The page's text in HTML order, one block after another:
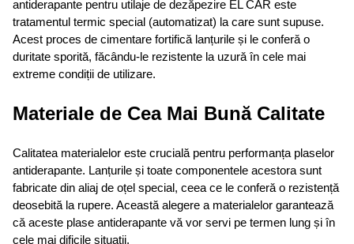
antiderapante pentru utilaje de dezăpezire EL CAR este
tratamentul termic special (automatizat) la care sunt supuse.
Acest proces de cimentare fortifică lanțurile și le conferă o
duritate sporită, făcându-le rezistente la uzură în cele mai
extreme condiții de utilizare.
Materiale de Cea Mai Bună Calitate
Calitatea materialelor este crucială pentru performanța plaselor
antiderapante. Lanțurile și toate componentele acestora sunt
fabricate din aliaj de oțel special, ceea ce le conferă o rezistență
deosebită la rupere. Această alegere a materialelor garantează
că aceste plase antiderapante vă vor servi pe termen lung și în
cele mai dificile situații.